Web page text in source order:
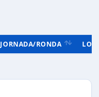
JORNADA/RONDA